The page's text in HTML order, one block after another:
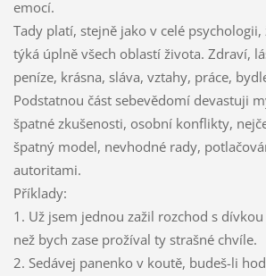
emocí.
Tady platí, stejně jako v celé psychologii,
týká úplně všech oblastí života. Zdraví,
peníze, krásna, sláva, vztahy, práce,
Podstatnou část sebevědomí devastuji
špatné zkušenosti, osobní konflikty,
špatný model, nevhodné rady,
autoritami.
Příklady:
1. Už jsem jednou zažil rozchod s
než bych zase prožíval ty strašné chvíle.
2. Sedávej panenko v koutě, budeš-li